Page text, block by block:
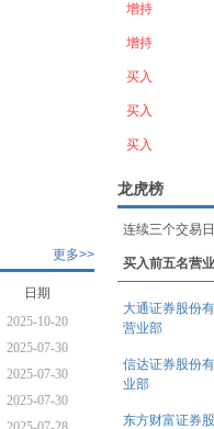
更多>>
日期
2025-10-20
2025-07-30
2025-07-30
2025-07-30
增持
增持
买入
买入
买入
龙虎榜
连续三个交易
买入前五名营
大通证券股份
营业部
信达证券股份
业部
东方财富证券